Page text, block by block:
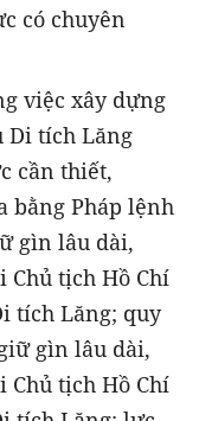
có chuyên
việc xây dựng
Di tích Lăng
cần thiết,
bằng Pháp lệnh
gìn lâu dài,
Chủ tịch Hồ Chí
tích Lăng; quy
gìn lâu dài,
Chủ tịch Hồ Chí